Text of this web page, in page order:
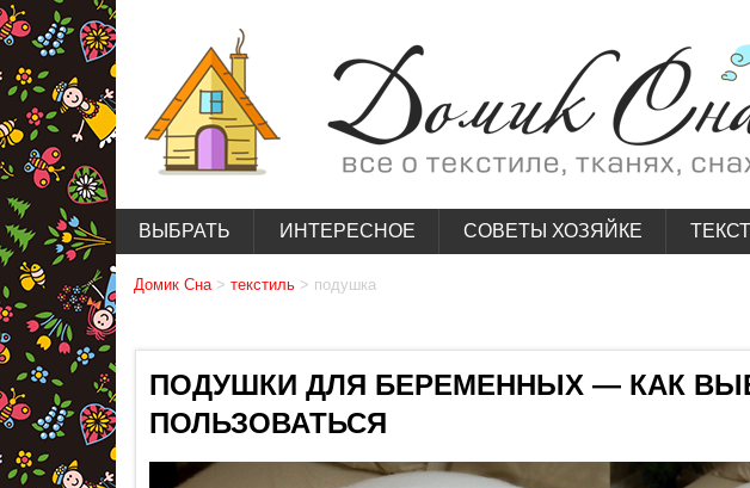
ВЫБРАТЬ ИНТЕРЕСНОЕ СОВЕТЫ ХОЗЯЙКЕ
Домик Сна> текстиль > подушка
ПОДУШКИ ДЛЯ БЕРЕМЕННЫХ — КАК
ПОЛЬЗОВАТЬСЯ